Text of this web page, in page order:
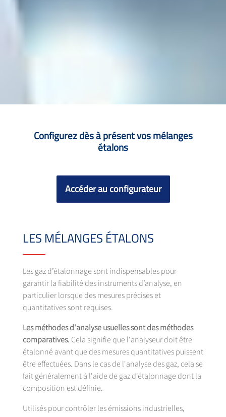
Configurez dès à présent vos mélanges
étalons
Accéder au configurateur
LES MÉLANGES ÉTALONS
Les gaz d’étalonnage sont indispensables pour
garantir la fiabilité des instruments d’analyse, en
particulier lorsque des mesures précises et
quantitatives sont requises.
Les méthodes d'analyse usuelles sont des méthodes
comparatives. Cela signifie que l'analyseur doit être
étalonné avant que des mesures quantitatives puissent
être effectuées. Dans le cas de l'analyse des gaz, cela se
fait généralement à l'aide de gaz d'étalonnage dont la
composition est définie.
Utilisés pour contrôler les émissions industrielles,